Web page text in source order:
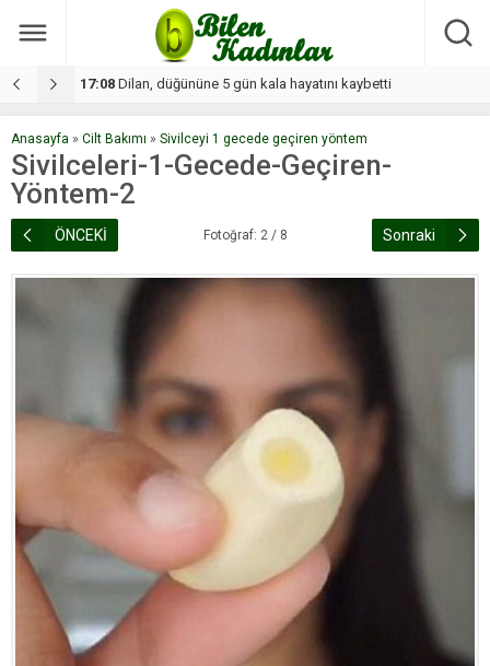
17:08 Dilan, düğününe 5 gün kala hayatını kaybetti
Anasayfa » Cilt Bakımı » Sivilceyi 1 gecede geçiren yöntem
Sivilceleri-1-Gecede-Geçiren-
Yöntem-2
ÖNCEKİ Fotoğraf: 2 / 8 Sonraki